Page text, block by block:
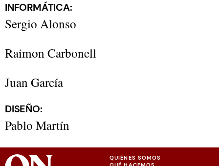
INFORMÁTICA:
Sergio Alonso
Raimon Carbonell
Juan García
DISEÑO:
Pablo Martín
QUIÉNES SOMOS